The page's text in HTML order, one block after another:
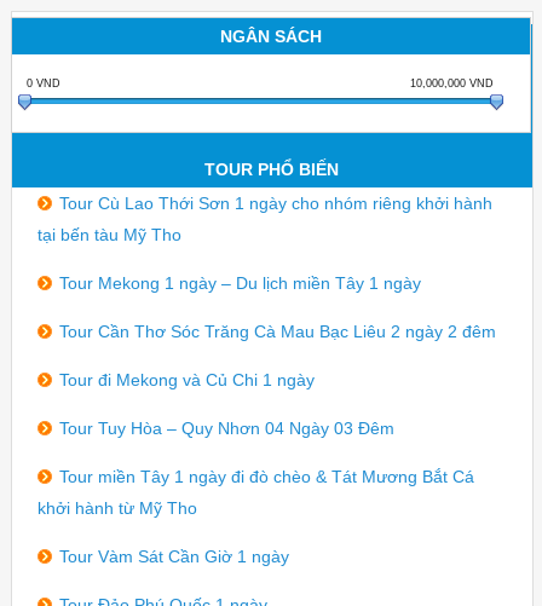
NGÂN SÁCH
0VND 10,000,000 VND
TOUR PHỔ BIẾN
Tour Cù Lao Thới Sơn 1 ngày cho nhóm riêng khởi hành
tại bến tàu Mỹ Tho
Tour Mekong 1 ngày – Du lịch miền Tây 1 ngày
Tour Cần Thơ Sóc Trăng Cà Mau Bạc Liêu 2 ngày 2 đêm
Tour đi Mekong và Củ Chi 1 ngày
Tour Tuy Hòa – Quy Nhơn 04 Ngày 03 Đêm
Tour miền Tây 1 ngày đi đò chèo & Tát Mương Bắt Cá
khởi hành từ Mỹ Tho
Tour Vàm Sát Cần Giờ 1 ngày